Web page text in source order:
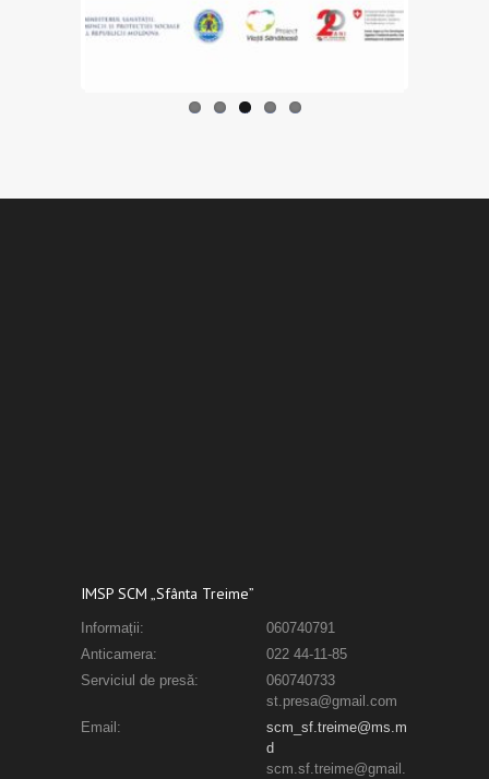
us
IMSP SCM „Sfânta Treime”
Informații:
060740791
Anticamera:
022 44-11-85
Serviciul de presă:
060740733
st.presa@gmail.com
Email:
scm_sf.treime@ms.m
d
scm.sf.treime@gmail.